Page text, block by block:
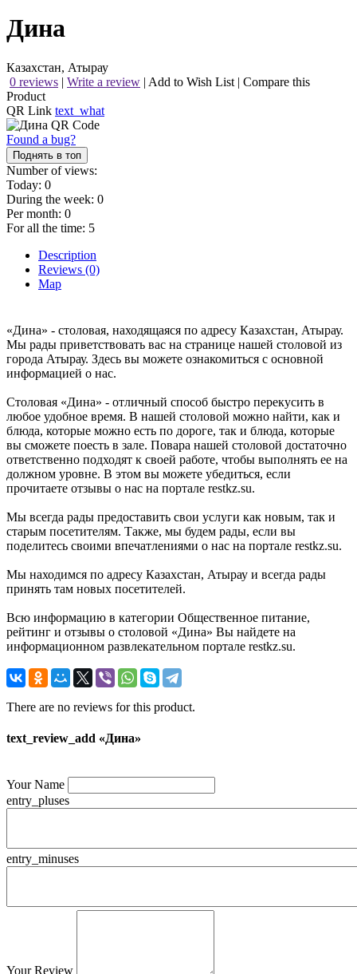
Дина
Казахстан, Атырау
0 reviews | Write a review | Add to Wish List | Compare this
Product
QR Link text_what
Found a bug?
Поднять в топ
Number of views:
Today: 0
During the week: 0
Per month: 0
For all the time: 5
Description
Reviews (0)
Map
«Дина» - столовая, находящаяся по адресу Казахстан, Атырау.
Мы рады приветствовать вас на странице нашей столовой из
города Атырау. Здесь вы можете ознакомиться с основной
информацией о нас.
Столовая «Дина» - отличный способ быстро перекусить в
любое удобное время. В нашей столовой можно найти, как и
блюда, которые можно есть по дороге, так и блюда, которые
вы сможете поесть в зале. Повара нашей столовой достаточно
ответственно подходят к своей работе, чтобы выполнять ее на
должном уровне. В этом вы можете убедиться, если
прочитаете отзывы о нас на портале restkz.su.
Мы всегда рады предоставить свои услуги как новым, так и
старым посетителям. Также, мы будем рады, если вы
поделитесь своими впечатлениями о нас на портале restkz.su.
Мы находимся по адресу Казахстан, Атырау и всегда рады
принять там новых посетителей.
Всю информацию в категории Общественное питание,
рейтинг и отзывы о столовой «Дина» Вы найдете на
информационном развлекательном портале restkz.su.
There are no reviews for this product.
text_review_add «Дина»
Your Name
entry_pluses
entry_minuses
Your Review